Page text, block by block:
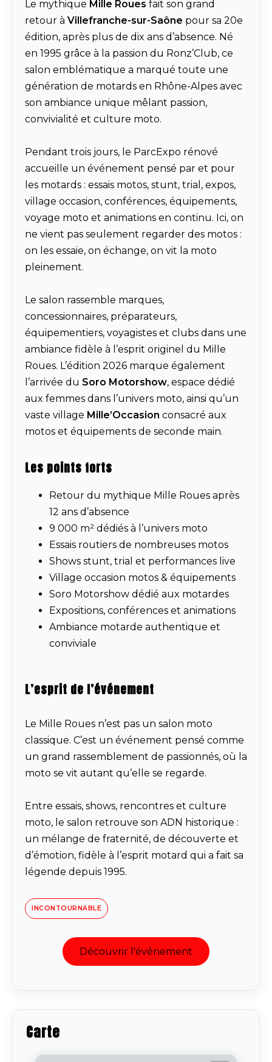
Le mythique Mille Roues fait son grand
retour à Villefranche-sur-Saône pour sa 20e
édition, après plus de dix ans d’absence. Né
en 1995 grâce à la passion du Ronz’Club, ce
salon emblématique a marqué toute une
génération de motards en Rhône-Alpes avec
son ambiance unique mêlant passion,
convivialité et culture moto.
Pendant trois jours, le ParcExpo rénové
accueille un événement pensé par et pour
les motards : essais motos, stunt, trial, expos,
village occasion, conférences, équipements,
voyage moto et animations en continu. Ici, on
ne vient pas seulement regarder des motos :
on les essaie, on échange, on vit la moto
pleinement.
Le salon rassemble marques,
concessionnaires, préparateurs,
équipementiers, voyagistes et clubs dans une
ambiance fidèle à l’esprit originel du Mille
Roues. L’édition 2026 marque également
l’arrivée du Soro Motorshow, espace dédié
aux femmes dans l’univers moto, ainsi qu’un
vaste village Mille’Occasion consacré aux
motos et équipements de seconde main.
Les points forts
Retour du mythique Mille Roues après
12 ans d’absence
9 000 m² dédiés à l’univers moto
Essais routiers de nombreuses motos
Shows stunt, trial et performances live
Village occasion motos & équipements
Soro Motorshow dédié aux motardes
Expositions, conférences et animations
Ambiance motarde authentique et
conviviale
L’esprit de l’événement
Le Mille Roues n’est pas un salon moto
classique. C’est un événement pensé comme
un grand rassemblement de passionnés, où la
moto se vit autant qu’elle se regarde.
Entre essais, shows, rencontres et culture
moto, le salon retrouve son ADN historique :
un mélange de fraternité, de découverte et
d’émotion, fidèle à l’esprit motard qui a fait sa
légende depuis 1995.
INCONTOURNABLE
Découvrir l'événement
Carte